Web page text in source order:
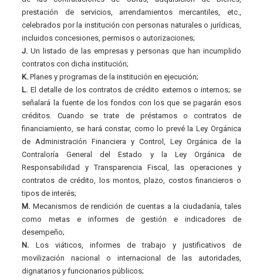
prestación de servicios, arrendamientos mercantiles, etc.,
celebrados por la institución con personas naturales o jurídicas,
incluidos concesiones, permisos o autorizaciones;
J. Un listado de las empresas y personas que han incumplido
contratos con dicha institución;
K. Planes y programas de la institución en ejecución;
L. El detalle de los contratos de crédito externos o internos; se
señalará la fuente de los fondos con los que se pagarán esos
créditos. Cuando se trate de préstamos o contratos de
financiamiento, se hará constar, como lo prevé la Ley Orgánica
de Administración Financiera y Control, Ley Orgánica de la
Contraloría General del Estado y la Ley Orgánica de
Responsabilidad y Transparencia Fiscal, las operaciones y
contratos de crédito, los montos, plazo, costos financieros o
tipos de interés;
M. Mecanismos de rendición de cuentas a la ciudadanía, tales
como metas e informes de gestión e indicadores de
desempeño;
N. Los viáticos, informes de trabajo y justificativos de
movilización nacional o internacional de las autoridades,
dignatarios y funcionarios públicos;